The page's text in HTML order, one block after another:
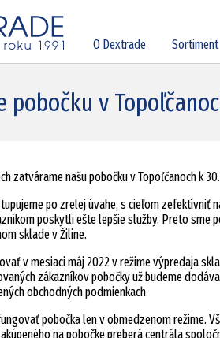
O Dextrade Sortiment
pobočku v
zatvárame našu pobočku v Topoľčanoch k
po zrelej úvahe, s cieľom zefektívniť
poskytli ešte lepšie služby. Preto sme
sklade v Žiline.
v mesiaci máj 2022 v režime výpredaja
zákazníkov pobočky už budeme
obchodných podmienkach.
pobočka len v obmedzenom režime.
na pobočke preberá centrála